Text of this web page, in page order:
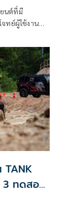
ยนต์ที่มี
ย์ผู้ใช้งานทุก
TANK
3 ทดสอบ